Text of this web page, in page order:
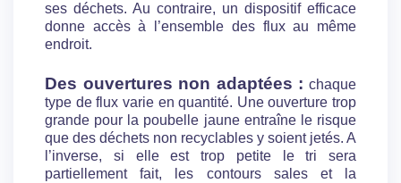
ses déchets. Au contraire, un dispositif efficace
donne accès à l’ensemble des flux au même
endroit.
Des ouvertures non adaptées : chaque
type de flux varie en quantité. Une ouverture trop
grande pour la poubelle jaune entraîne le risque
que des déchets non recyclables y soient jetés. A
l’inverse, si elle est trop petite le tri sera
partiellement fait, les contours sales et la